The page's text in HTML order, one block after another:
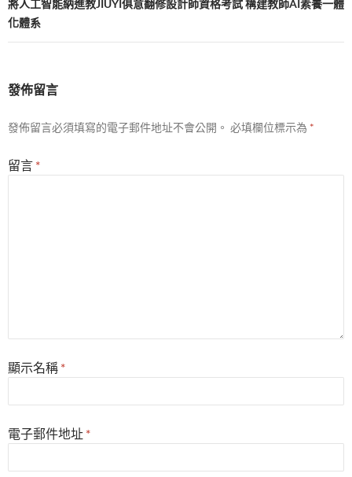
將人工智能納進教JIUYI俱意翻修設計師資格考試 構建教師AI素養一體
化體系
發佈留言
發佈留言必須填寫的電子郵件地址不會公開。 必填欄位標示為 *
留言 *
顯示名稱 *
電子郵件地址 *